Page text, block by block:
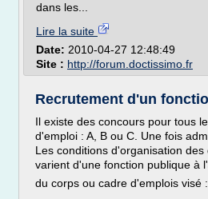
dans les...
Lire la suite
Date: 2010-04-27 12:48:49
Site : http://forum.doctissimo.fr
Recrutement d'un
Il existe des concours pour tous
d'emploi : A, B ou C. Une fois
Les conditions d'organisation
varient d'une fonction publique à
du corps ou cadre d'emplois visé